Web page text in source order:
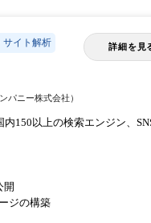
サイト解析 詳細を見
パニー株式会社）
150以上の検索エンジン、
開
ジの構築